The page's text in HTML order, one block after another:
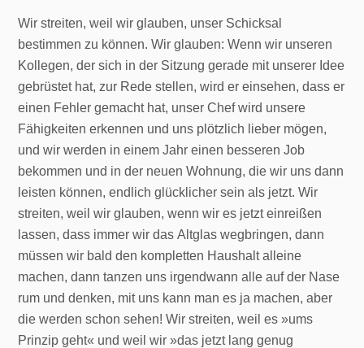
Wir streiten, weil wir glauben, unser Schicksal
bestimmen zu können. Wir glauben: Wenn wir unseren
Kollegen, der sich in der Sitzung gerade mit unserer Idee
gebrüstet hat, zur Rede stellen, wird er einsehen, dass er
einen Fehler gemacht hat, unser Chef wird unsere
Fähigkeiten erkennen und uns plötzlich lieber mögen,
und wir werden in einem Jahr einen besseren Job
bekommen und in der neuen Wohnung, die wir uns dann
leisten können, endlich glücklicher sein als jetzt. Wir
streiten, weil wir glauben, wenn wir es jetzt einreißen
lassen, dass immer wir das Altglas wegbringen, dann
müssen wir bald den kompletten Haushalt alleine
machen, dann tanzen uns irgendwann alle auf der Nase
rum und denken, mit uns kann man es ja machen, aber
die werden schon sehen! Wir streiten, weil es »ums
Prinzip geht« und weil wir »das jetzt lang genug